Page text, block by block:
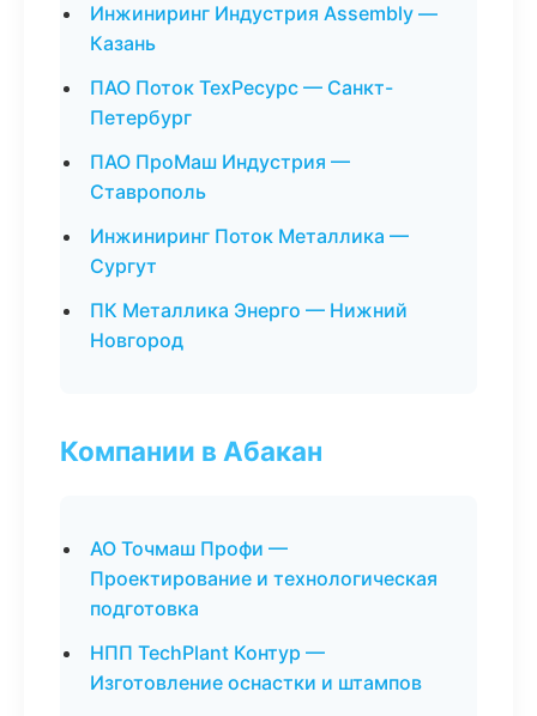
Инжиниринг Индустрия Assembly —
Казань
ПАО Поток ТехРесурс — Санкт-
Петербург
ПАО ПроМаш Индустрия —
Ставрополь
Инжиниринг Поток Металлика —
Сургут
ПК Металлика Энерго — Нижний
Новгород
Компании в Абакан
АО Точмаш Профи —
Проектирование и технологическая
подготовка
НПП TechPlant Контур —
Изготовление оснастки и штампов